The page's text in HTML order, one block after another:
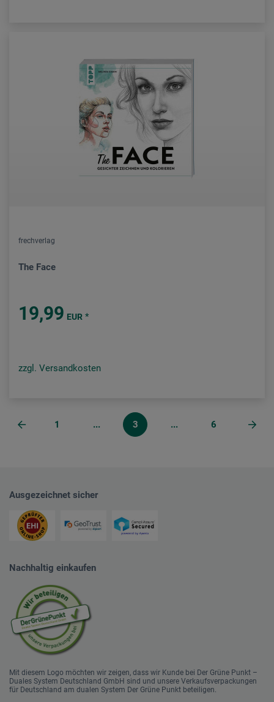
frechverlag
The Face
19,99 EUR *
zzgl. Versandkosten
1 ... 3 ... 6
Ausgezeichnet sicher
Nachhaltig einkaufen
Mit diesem Logo möchten wir zeigen, dass wir Kunde bei Der Grüne Punkt –
Duales System Deutschland GmbH sind und unsere Verkaufsverpackungen
für Deutschland am dualen System Der Grüne Punkt beteiligen.